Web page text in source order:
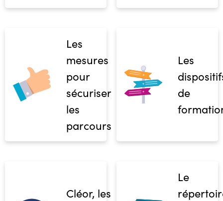
Les
mesures
pour
sécuriser
les
parcours
Les
de
Cléor, les
Le